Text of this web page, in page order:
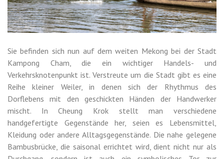
Sie befinden sich nun auf dem weiten Mekong bei der Stadt
Kampong Cham, die ein wichtiger Handels- und
Verkehrsknotenpunkt ist. Verstreute um die Stadt gibt es eine
Reihe kleiner Weiler, in denen sich der Rhythmus des
Dorflebens mit den geschickten Händen der Handwerker
mischt. In Cheung Krok stellt man verschiedene
handgefertigte Gegenstände her, seien es Lebensmittel,
Kleidung oder andere Alltagsgegenstände. Die nahe gelegene
Bambusbrücke, die saisonal errichtet wird, dient nicht nur als